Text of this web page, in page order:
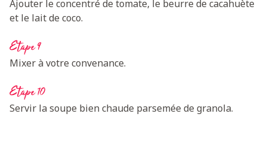
Ajouter le concentré de tomate, le beurre de cacahuète
et le lait de coco.
Etape 9
Mixer à votre convenance.
Etape 10
Servir la soupe bien chaude parsemée de granola.